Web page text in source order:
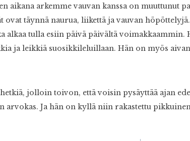
aikana arkemme vauvan kanssa on muuttunut
ovat täynnä naurua, liikettä ja vauvan
alkaa tulla esiin päivä päivältä voimakkaammin.
ja leikkiä suosikkileluillaan. Hän on myös
jolloin toivon, että voisin pysäyttää ajan
arvokas. Ja hän on kyllä niin rakastettu